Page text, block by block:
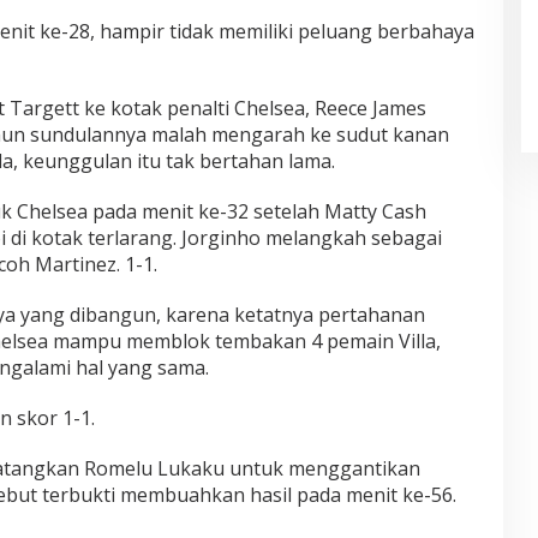
ke-28, hampir tidak memiliki peluang berbahaya
ke kotak penalti Chelsea, Reece James
sundulannya malah mengarah ke sudut kanan
keunggulan itu tak bertahan lama.
pada menit ke-32 setelah Matty Cash
di kotak terlarang. Jorginho melangkah sebagai
Martinez. 1-1.
yang dibangun, karena ketatnya pertahanan
mampu memblok tembakan 4 pemain Villa,
hal yang sama.
skor 1-1.
Romelu Lukaku untuk menggantikan
terbukti membuahkan hasil pada menit ke-56.